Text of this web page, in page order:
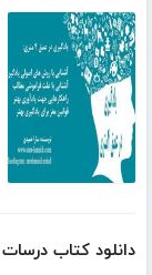
دانلود کتاب